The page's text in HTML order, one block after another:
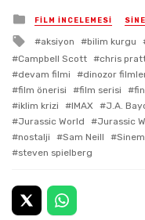
Posted
FİLM İNCELEMESİ
Tagged
with
aksiyon bilim kurgu
Campbell Scott
chris
devam filmi
dinozor
film önerisi
film serisi
iklim krizi
IMAX J.A.
Jurassic World
Jurassic
nostalji
Sam Neill
steven spielberg